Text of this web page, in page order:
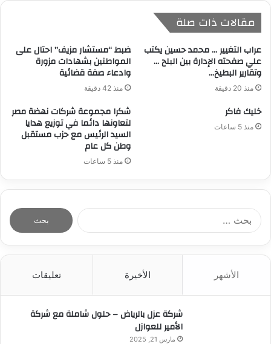
مقالات ذات صلة
عراب التغيير … محمد حسين يكتب
علي صفحته الإدارة بين البلح …
وتقارير البطيخ…
منذ 20 دقيقة
ضبط “مستشار مزيف” احتال على
المواطنين بشهادات مزورة
وادعاء صفة قضائية
منذ 42 دقيقة
خليك فاكر
منذ 5 ساعات
شكرا مجموعة شركات نهضة مصر
لتعاونها دائما في توزيع هدايا
السيد الرئيس مع حزب مستقبل
وطن كل عام
منذ 5 ساعات
الأشهر الأخيرة تعليقات
شركة عزل بالرياض – حلول شاملة مع شركة
الأمير للعوازل
مارس 21, 2025